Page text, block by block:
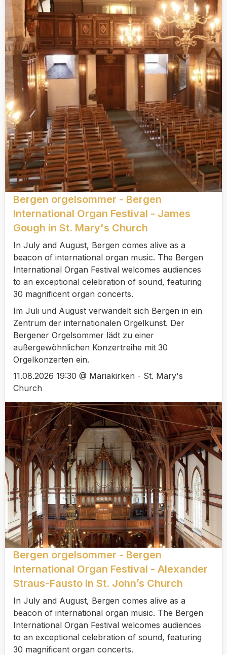
Bergen orgelsommer - Bergen
International Organ Festival - James
Gough in St. Mary's Church
In July and August, Bergen comes alive as a
beacon of international organ music. The Bergen
International Organ Festival welcomes audiences
to an exceptional celebration of sound, featuring
30 magnificent organ concerts.
Im Juli und August verwandelt sich Bergen in ein
Zentrum der internationalen Orgelkunst. Der
Bergener Orgelsommer lädt zu einer
außergewöhnlichen Konzertreihe mit 30
Orgelkonzerten ein.
11.08.2026 19:30 @ Mariakirken - St. Mary's
Church
Bergen orgelsommer - Bergen
International Organ Festival - Alexander
Straus-Fausto in St. John’s Church
In July and August, Bergen comes alive as a
beacon of international organ music. The Bergen
International Organ Festival welcomes audiences
to an exceptional celebration of sound, featuring
30 magnificent organ concerts.